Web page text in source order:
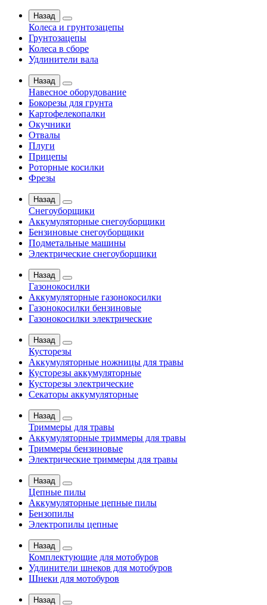
Назад
Колеса и грунтозацепы
Грунтозацепы
Колеса в сборе
Удлинители вала
Назад
Навесное оборудование
Бокорезы для грунта
Картофелекопалки
Окучники
Отвалы
Плуги
Прицепы
Роторные косилки
Фрезы
Назад
Снегоуборщики
Аккумуляторные снегоуборщики
Бензиновые снегоуборщики
Подметальные машины
Электрические снегоуборщики
Назад
Газонокосилки
Аккумуляторные газонокосилки
Газонокосилки бензиновые
Газонокосилки электрические
Назад
Кусторезы
Аккумуляторные ножницы для травы
Кусторезы аккумуляторные
Кусторезы электрические
Секаторы аккумуляторные
Назад
Триммеры для травы
Аккумуляторные триммеры для травы
Триммеры бензиновые
Электрические триммеры для травы
Назад
Цепные пилы
Аккумуляторные цепные пилы
Бензопилы
Электропилы цепные
Назад
Комплектующие для мотобуров
Удлинители шнеков для мотобуров
Шнеки для мотобуров
Назад